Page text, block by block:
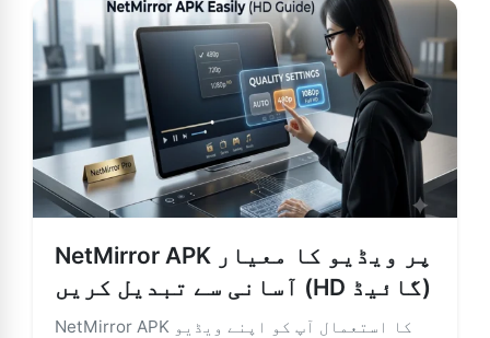
NetMirror APK پر ویڈیو کا معیار
آسانی سے تبدیل کریں (HD گائیڈ)
NetMirror APK کا استعمال آپ کو اپنے ویڈیو